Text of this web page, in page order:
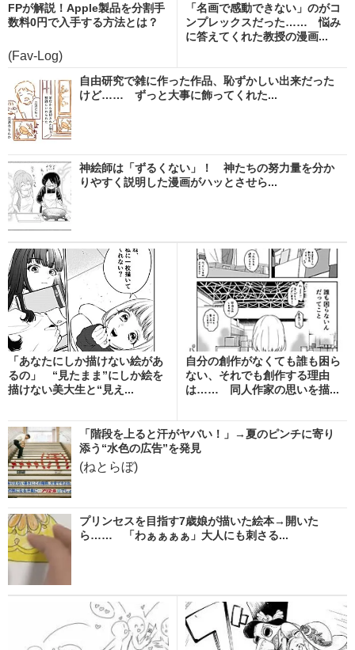
FPが解説！Apple製品を分割手
数料0円で入手する方法とは？
(Fav-Log)
「名画で感動できない」のがコ
ンプレックスだった…… 悩み
に答えてくれた教授の漫画...
自由研究で雑に作った作品、恥ずかしい出来だった
けど…… ずっと大事に飾ってくれた...
神絵師は「ずるくない」！ 神たちの努力量を分か
りやすく説明した漫画がハッとさせら...
「あなたにしか描けない絵があ
るの」 “見たまま”にしか絵を
描けない美大生と“見え...
自分の創作がなくても誰も困ら
ない、それでも創作する理由
は…… 同人作家の思いを描...
「階段を上ると汗がヤバい！」→夏のピンチに寄り
添う“水色の広告”を発見
(ねとらぼ)
プリンセスを目指す7歳娘が描いた絵本→開いた
ら…… 「わぁぁぁぁ」大人にも刺さる...